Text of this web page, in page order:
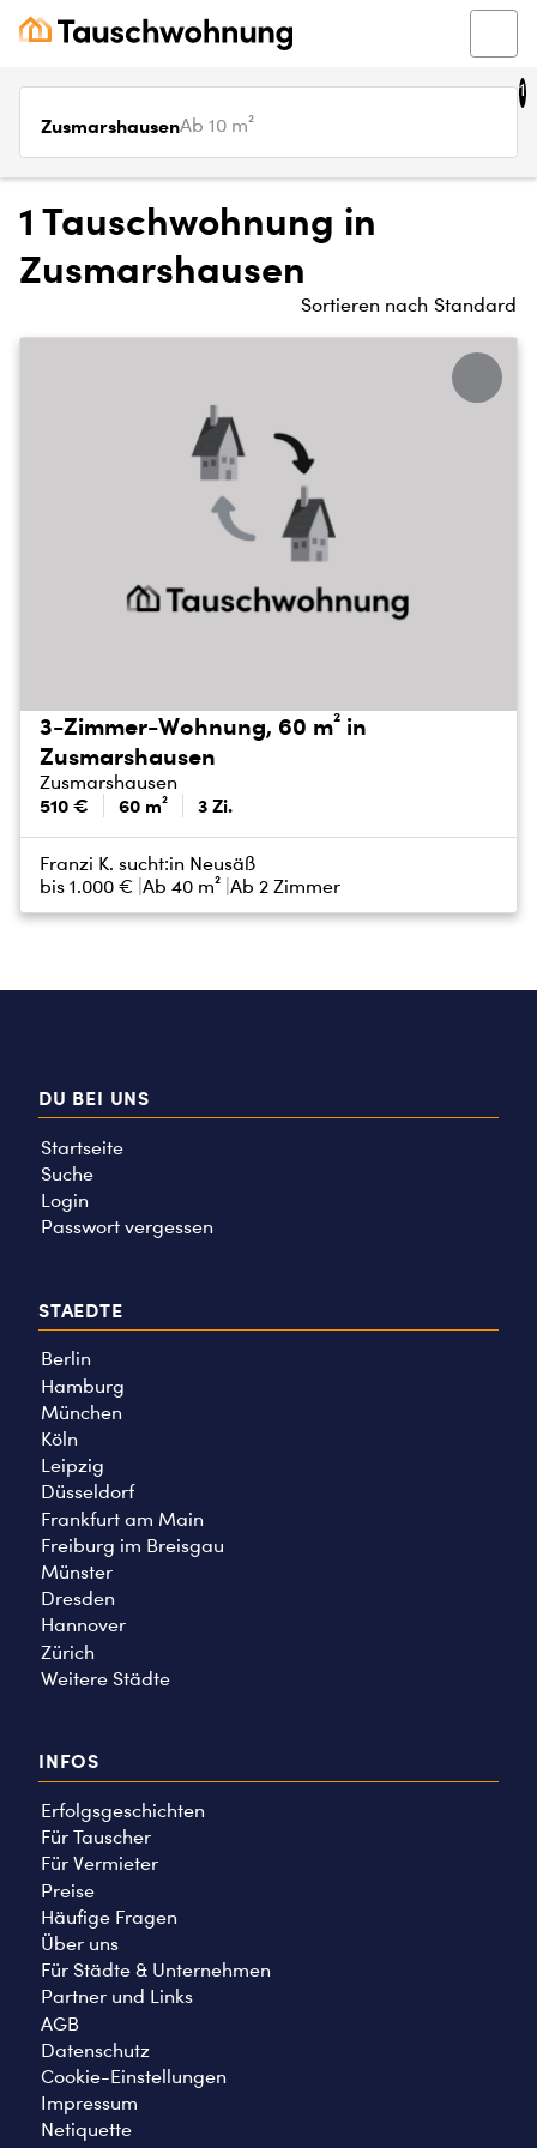
ZusmarshausenAb 10 m²
1
1 Tauschwohnung in
Zusmarshausen
Sortieren nach Standard
3-Zimmer-Wohnung, 60 m² in
Zusmarshausen
Zusmarshausen
510 € 60 m² 3 Zi.
Franzi K. sucht:in Neusäß
bis 1.000 € Ab 40 m² Ab 2 Zimmer
DU BEI UNS
Startseite
Suche
Login
Passwort vergessen
STAEDTE
Berlin
Hamburg
München
Köln
Leipzig
Düsseldorf
Frankfurt am Main
Freiburg im Breisgau
Münster
Dresden
Hannover
Zürich
Weitere Städte
INFOS
Erfolgsgeschichten
Für Tauscher
Für Vermieter
Preise
Häufige Fragen
Über uns
Für Städte & Unternehmen
Partner und Links
AGB
Datenschutz
Cookie-Einstellungen
Impressum
Netiquette